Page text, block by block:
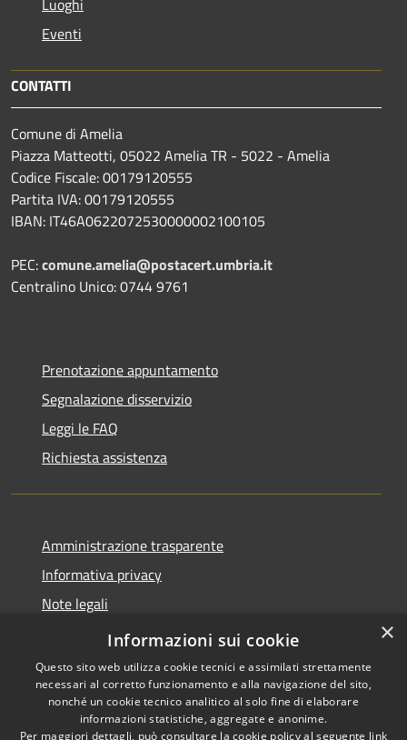
Eventi
CONTATTI
Comune di Amelia
Piazza Matteotti, 05022 Amelia TR - 5022 - Amelia
Codice Fiscale: 00179120555
Partita IVA: 00179120555
IBAN: IT46A0622072530000002100105
PEC:comune.amelia@postacert.umbria.it
Centralino Unico: 0744 9761
Prenotazione appuntamento
Segnalazione disservizio
Leggi le FAQ
Richiesta assistenza
Amministrazione trasparente
Informativa privacy
Note legali
Dichiarazione di accessibilità
Copyright © 2026 • Comune di
×
Informazioni sui cookie
Questo sito web utilizza cookie tecnici e assimilati strettamente
necessari al corretto funzionamento e alla navigazione del sito,
nonché un cookie tecnico analitico al solo fine di elaborare
informazioni statistiche, aggregate e anonime.
Per maggiori dettagli, può consultare la cookie policy al seguente link